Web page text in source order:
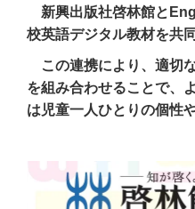
新興出版社啓林館と
校英語デジタル教材を共
この連携により、適切
を組み合わせることで、
は児童一人ひとりの個性